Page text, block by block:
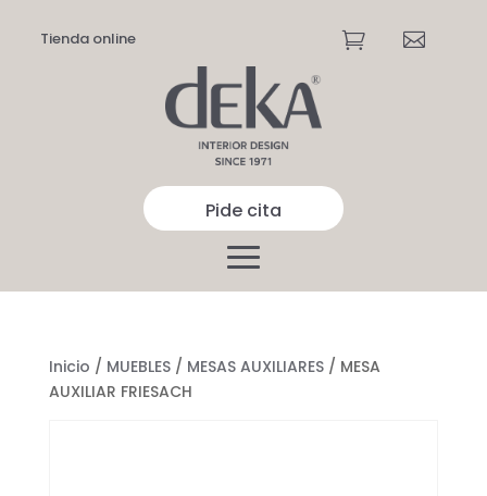
Tienda online  
Pide cita
Inicio / MUEBLES/ MESAS AUXILIARES/ MESA
AUXILIAR FRIESACH